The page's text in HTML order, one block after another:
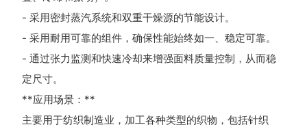
- 采用密封蒸汽系统和双重干燥源的节能设计。
- 采用耐用可靠的组件，确保性能始终如一、稳定可靠。
- 通过张力监测和快速冷却来增强面料质量控制，从而稳
定尺寸。
**应用场景：**
主要用于纺织制造业，加工各种类型的织物，包括针织